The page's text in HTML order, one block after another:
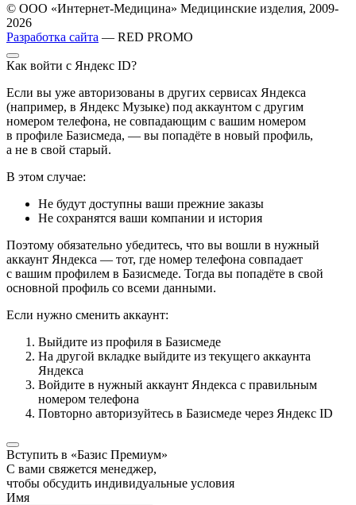
© ООО «Интернет-Медицина» Медицинские изделия, 2009-
2026
Разработка сайта — RED PROMO
Как войти с Яндекс ID?
Если вы уже авторизованы в других сервисах Яндекса
(например, в Яндекс Музыке) под аккаунтом с другим
номером телефона, не совпадающим с вашим номером
в профиле Базисмеда, — вы попадёте в новый профиль,
а не в свой старый.
В этом случае:
Не будут доступны ваши прежние заказы
Не сохранятся ваши компании и история
Поэтому обязательно убедитесь, что вы вошли в нужный
аккаунт Яндекса — тот, где номер телефона совпадает
с вашим профилем в Базисмеде. Тогда вы попадёте в свой
основной профиль со всеми данными.
Если нужно сменить аккаунт:
Выйдите из профиля в Базисмеде
На другой вкладке выйдите из текущего аккаунта
Яндекса
Войдите в нужный аккаунт Яндекса с правильным
номером телефона
Повторно авторизуйтесь в Базисмеде через Яндекс ID
Вступить в «Базис Премиум»
С вами свяжется менеджер,
чтобы обсудить индивидуальные условия
Имя